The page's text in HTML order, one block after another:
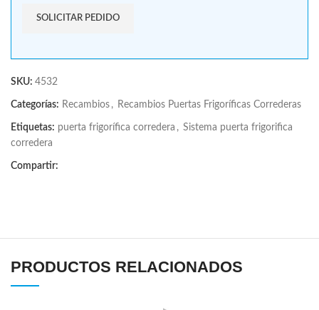
SKU: 4532
Categorías: Recambios , Recambios Puertas Frigoríficas Correderas
Etiquetas: puerta frigorífica corredera , Sistema puerta frigorifica
corredera
Compartir:
PRODUCTOS RELACIONADOS